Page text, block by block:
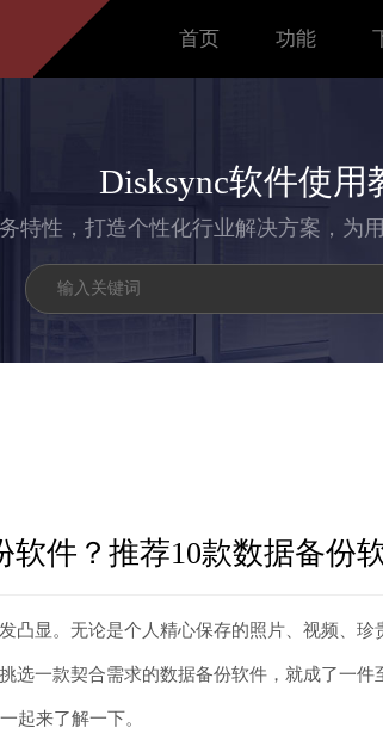
首页 功能
Disksync软件使用
特性，打造个性化行业解决方案，为
件？推荐10款数据备份
凸显。无论是个人精心保存的照片、视频、
选一款契合需求的数据备份软件，就成了一
起来了解一下。